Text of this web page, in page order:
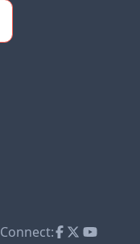
Connect: